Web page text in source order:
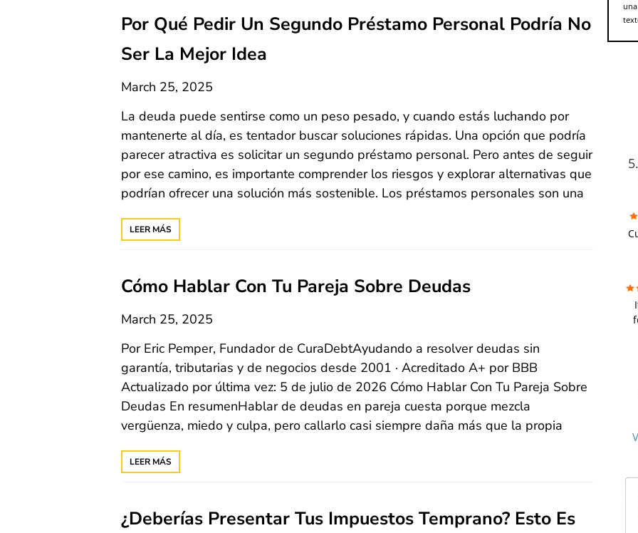
Por Qué Pedir Un Segundo Préstamo Personal Podría No
Ser La Mejor Idea
March 25, 2025
La deuda puede sentirse como un peso pesado, y cuando estás luchando por
mantenerte al día, es tentador buscar soluciones rápidas. Una opción que podría
parecer atractiva es solicitar un segundo préstamo personal. Pero antes de seguir
por ese camino, es importante comprender los riesgos y explorar alternativas que
podrían ofrecer una solución más sostenible. Los préstamos personales son una
LEER MÁS
Cómo Hablar Con Tu Pareja Sobre Deudas
March 25, 2025
Por Eric Pemper, Fundador de CuraDebtAyudando a resolver deudas sin
garantía, tributarias y de negocios desde 2001 · Acreditado A+ por BBB
Actualizado por última vez: 5 de julio de 2026 Cómo Hablar Con Tu Pareja Sobre
Deudas En resumenHablar de deudas en pareja cuesta porque mezcla
vergüenza, miedo y culpa, pero callarlo casi siempre daña más que la propia
LEER MÁS
¿Deberías Presentar Tus Impuestos Temprano? Esto Es